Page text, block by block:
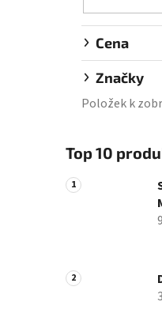
Cena
Značky
Položek k
Top 10